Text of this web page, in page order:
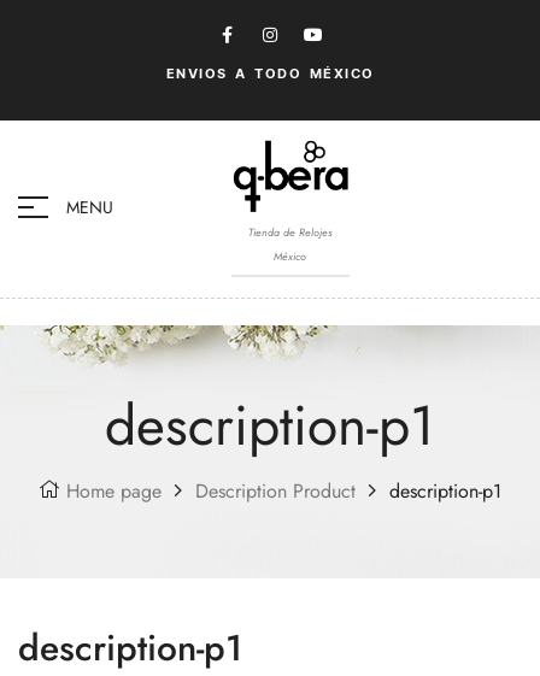
ENVIOS A TODO MÉXICO
MENU
Tienda de Relojes
México
description-p1
Home page Description Product description-p1
description-p1